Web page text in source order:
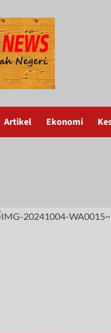
Artikel Ekonomi